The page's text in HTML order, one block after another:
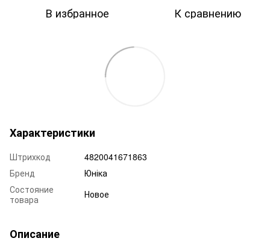
В избранное К сравнению
Характеристики
Штрихкод
4820041671863
Бренд
Юніка
Состояние
товара
Новое
Описание